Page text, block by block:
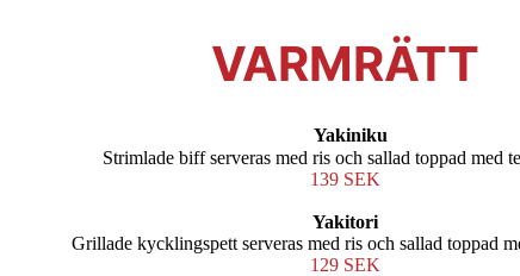
VARMRÄTT
Yakiniku
Strimlade biff serveras med ris och sallad toppad med
139 SEK
Yakitori
Grillade kycklingspett serveras med ris och sallad toppad
129 SEK